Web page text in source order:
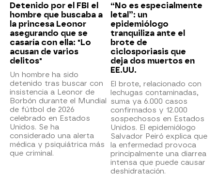
Detenido por el FBI el
hombre que buscaba a
la princesa Leonor
asegurando que se
casaría con ella: "Lo
acusan de varios
delitos"
Un hombre ha sido
detenido tras buscar con
insistencia a Leonor de
Borbón durante el Mundial
de fútbol de 2026
celebrado en Estados
Unidos. Se ha
considerado una alerta
médica y psiquiátrica más
que criminal.
“No es especialmente
letal”: un
epidemiólogo
tranquiliza ante el
brote de
ciclosporiasis que
deja dos muertos en
EE.UU.
El brote, relacionado con
lechugas contaminadas,
suma ya 6.000 casos
confirmados y 12.000
sospechosos en Estados
Unidos. El epidemiólogo
Salvador Peiró explica que
la enfermedad provoca
principalmente una diarrea
intensa que puede causar
deshidratación.